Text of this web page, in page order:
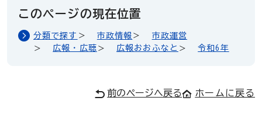
このページの現在位置
分類で探す 市政情報
市政運営
広報・広聴
広報おおふなと 令和6年
前のページへ戻る ホームに戻る